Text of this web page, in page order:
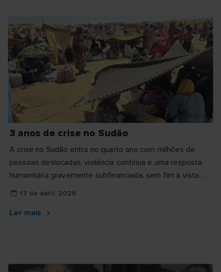
3 anos de crise no Sudão
A crise no Sudão entra no quarto ano com milhões de
pessoas deslocadas, violência contínua e uma resposta
humanitária gravemente subfinanciada, sem fim à vista
para...
17 de abril, 2026
Ler mais